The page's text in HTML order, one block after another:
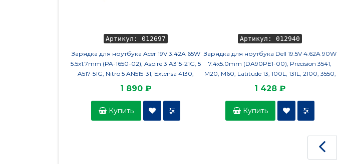
Артикул: 012697
Зарядка для ноутбука Acer 19V 3.42A 65W
5.5x1.7mm (PA-1650-02), Aspire 3 A315-21G, 5
A517-51G, Nitro 5 AN515-31, Extensa 4130,
1 890 ₽
Купить
Артикул: 012940
Зарядка для ноутбука Dell 19.5V 4.62A 90W
7.4х5.0mm (DA90PE1-00), Precision 3541,
M20, M60, Latitude 13, 100L, 131L, 2100, 3550,
1 428 ₽
Купить